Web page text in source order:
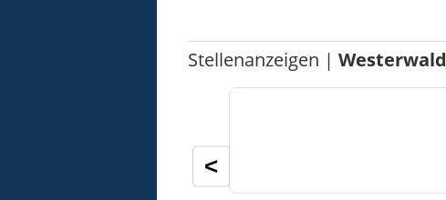
Stellenanzeigen |Westerwald
<